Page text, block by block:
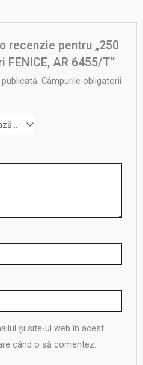
recenzie pentru „250
AR 6455/T”
Câmpurile obligatorii
și site-ul web în acest
când o să comentez.